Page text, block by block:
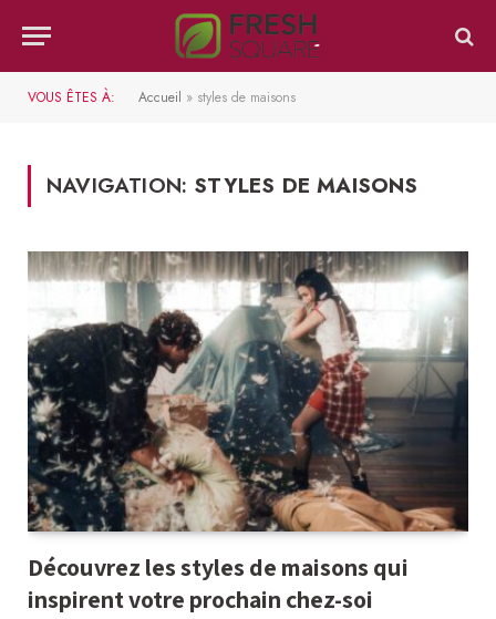
VOUS ÊTES À: Accueil » styles de maisons
NAVIGATION: STYLES DE MAISONS
Découvrez les styles de maisons qui
inspirent votre prochain chez-soi